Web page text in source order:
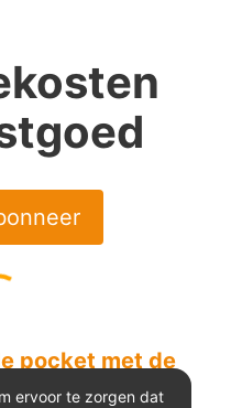
pocket met de
ervoor te zorgen dat